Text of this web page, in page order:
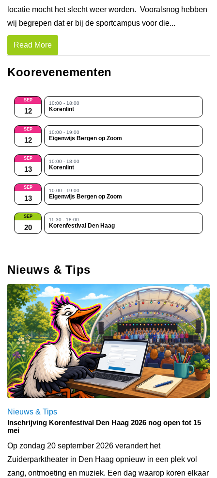
locatie mocht het slecht weer worden. Vooralsnog hebben
wij begrepen dat er bij de sportcampus voor die...
Read More
Koorevenementen
SEP
12
10:00 - 18:00
Korenlint
SEP
12
10:00 - 19:00
Eigenwijs Bergen op Zoom
SEP
13
10:00 - 18:00
Korenlint
SEP
13
10:00 - 19:00
Eigenwijs Bergen op Zoom
SEP
20
11:30 - 18:00
Korenfestival Den Haag
Nieuws & Tips
Nieuws & Tips
Inschrijving Korenfestival Den Haag 2026 nog open tot 15
mei
Op zondag 20 september 2026 verandert het
Zuiderparktheater in Den Haag opnieuw in een plek vol
zang, ontmoeting en muziek. Een dag waarop koren elkaar